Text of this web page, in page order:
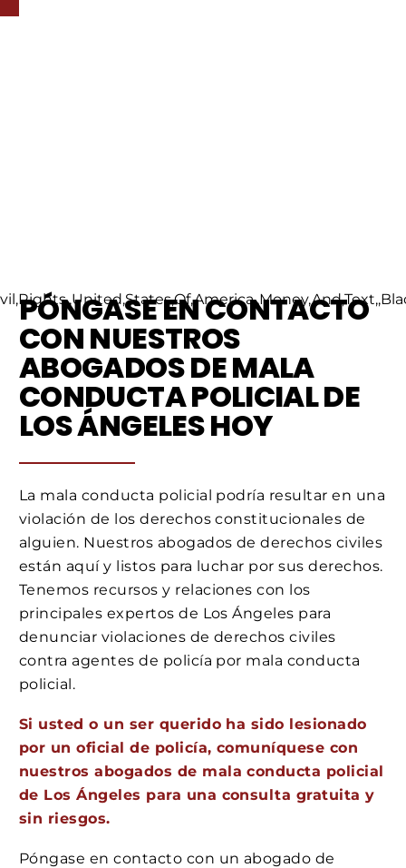
PÓNGASE EN CONTACTO
CON NUESTROS
ABOGADOS DE MALA
CONDUCTA POLICIAL DE
LOS ÁNGELES HOY
La mala conducta policial podría resultar en una
violación de los derechos constitucionales de
alguien. Nuestros abogados de derechos civiles
están aquí y listos para luchar por sus derechos.
Tenemos recursos y relaciones con los
principales expertos de Los Ángeles para
denunciar violaciones de derechos civiles
contra agentes de policía por mala conducta
policial.
Si usted o un ser querido ha sido lesionado
por un oficial de policía, comuníquese con
nuestros abogados de mala conducta policial
de Los Ángeles para una consulta gratuita y
sin riesgos.
Póngase en contacto con un abogado de